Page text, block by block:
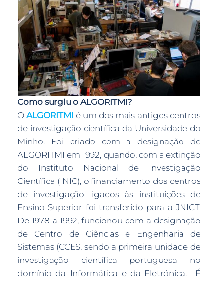
Como surgiu o ALGORITMI?
OALGORITMI é um dos mais antigos centros
de investigação científica da Universidade do
Minho. Foi criado com a designação de
ALGORITMI em 1992, quando, com a extinção
do Instituto Nacional de Investigação
Científica (INIC), o financiamento dos centros
de investigação ligados às instituições de
Ensino Superior foi transferido para a JNICT.
De 1978 a 1992, funcionou com a designação
de Centro de Ciências e Engenharia de
Sistemas (CCES, sendo a primeira unidade de
investigação científica portuguesa no
domínio da Informática e da Eletrónica. É